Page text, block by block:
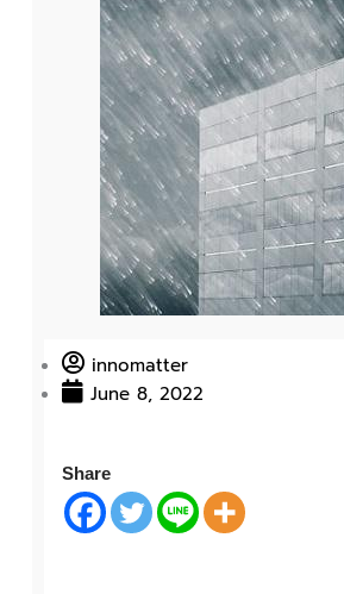
innomatter
June 8, 2022
Share